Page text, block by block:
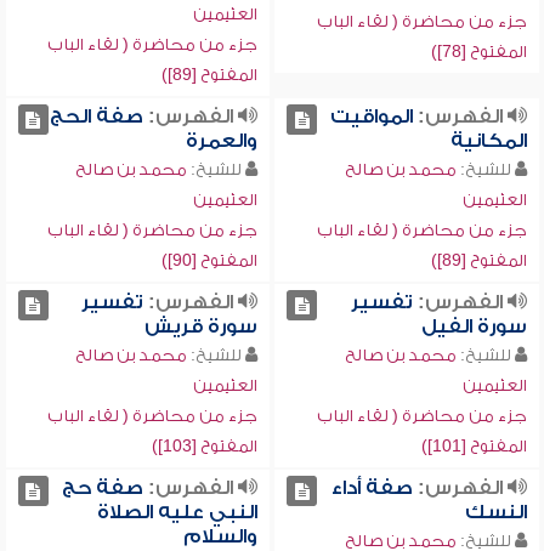
جزء من محاضرة ( لقاء الباب
المفتوح [78])
العثيمين
جزء من محاضرة ( لقاء الباب
المفتوح [89])
الفهرس:المواقيت
المكانية
للشيخ: محمد بن صالح
العثيمين
جزء من محاضرة ( لقاء الباب
المفتوح [89])
الفهرس: صفة الحج
والعمرة
للشيخ: محمد بن صالح
العثيمين
جزء من محاضرة ( لقاء الباب
المفتوح [90])
الفهرس: تفسير
سورة الفيل
للشيخ: محمد بن صالح
العثيمين
جزء من محاضرة ( لقاء الباب
المفتوح [101])
الفهرس: تفسير
سورة قريش
للشيخ: محمد بن صالح
العثيمين
جزء من محاضرة ( لقاء الباب
المفتوح [103])
الفهرس: صفة أداء
النسك
للشيخ: محمد بن صالح
الفهرس: صفة حج
النبي عليه الصلاة
والسلام